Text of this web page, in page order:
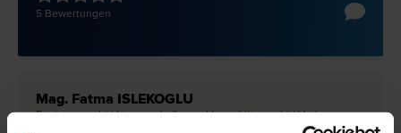
5 Bewertungen
Mag. Fatma ISLEKOGLU
Bauträger­recht | Liegenschafts- und Immobilien­recht | Vertrags­